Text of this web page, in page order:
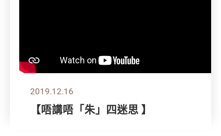
2019.12.16
【唔講唔「朱」四迷思 】